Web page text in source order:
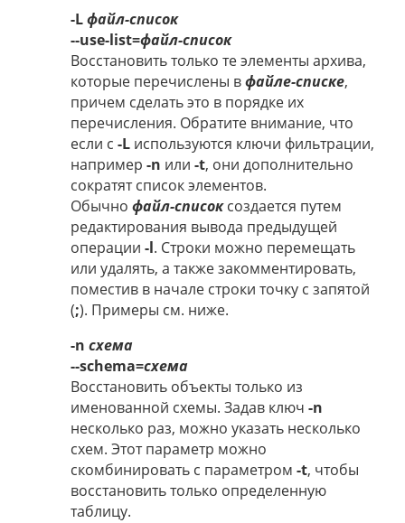
-Lфайл-список
--use-list=файл-список
Восстановить только те элементы архива,
которые перечислены вфайле-списке,
причем сделать это в порядке их
перечисления. Обратите внимание, что
если с -L используются ключи фильтрации,
например -n или -t, они дополнительно
сократят список элементов.
Обычно файл-списоксоздается путем
редактирования вывода предыдущей
операции -l. Строки можно перемещать
или удалять, а также закомментировать,
поместив в начале строки точку с запятой
(;). Примеры см. ниже.
-n схема
--schema=схема
Восстановить объекты только из
именованной схемы. Задав ключ -n
несколько раз, можно указать несколько
схем. Этот параметр можно
скомбинировать с параметром -t, чтобы
восстановить только определенную
таблицу.